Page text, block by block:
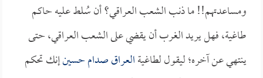
ومساعدتهم!! ما ذنب الشعب العراقي؟ أن سُلط عليه حاكم
طاغية، فهل يريد الغرب أن يقضي على الشعب العراقي، حتى
ينتهي عن آخره؛ ليقول لطاغيةالعراقصدام حسينإنك تحكم